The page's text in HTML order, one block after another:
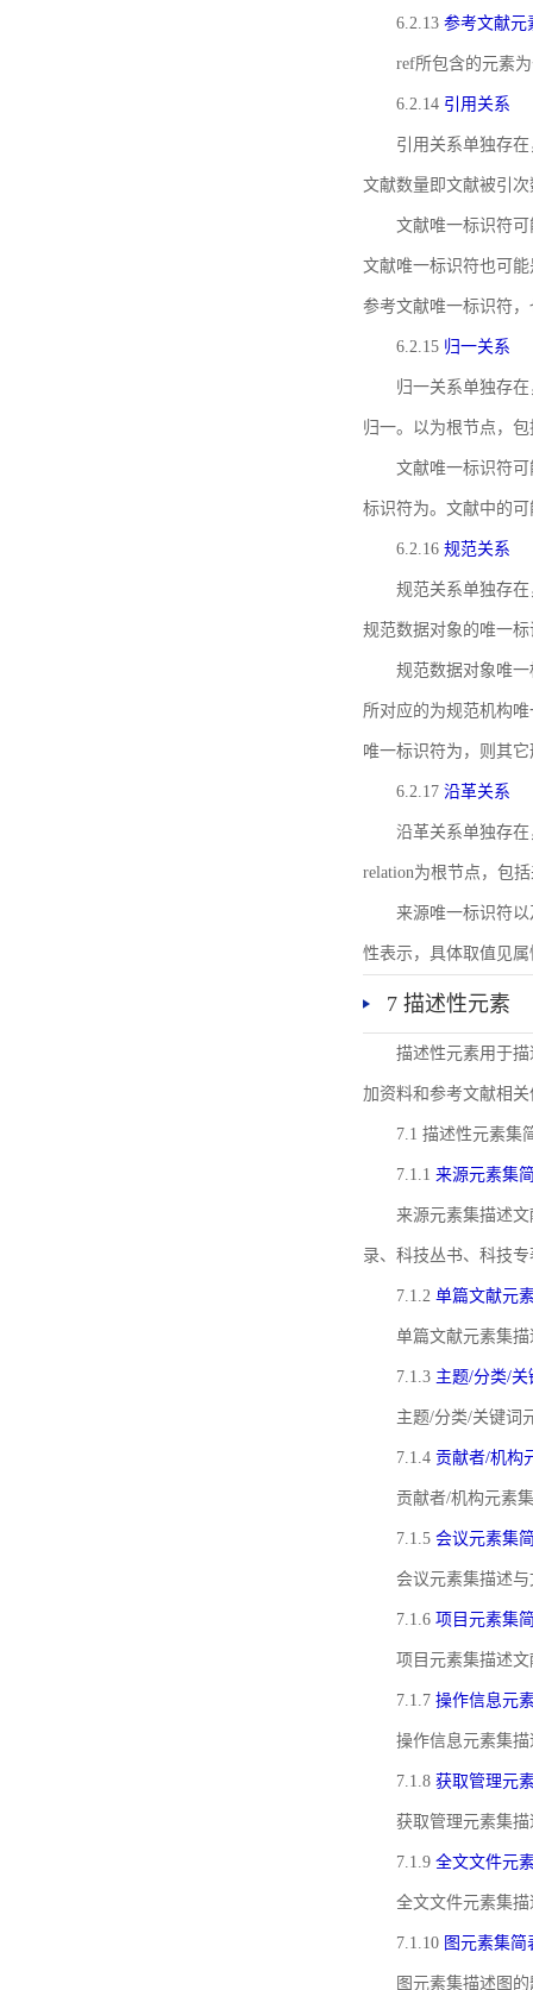
6.2.13 参考文献元
ref所包含的元素
6.2.14 引用关系
引用关系单独存
文献数量即文献被引
文献唯一标识符
文献唯一标识符也可
参考文献唯一标识符
6.2.15 归一关系
归一关系单独存
归一。以为根节点，
文献唯一标识符
标识符为。文献中的
6.2.16 规范关系
规范关系单独存
规范数据对象的唯一
规范数据对象唯一
所对应的为规范机构
唯一标识符为，则其
6.2.17 沿革关系
沿革关系单独存
relation为根节点，包
来源唯一标识符以
性表示，具体取值见属
7 描述性元素
描述性元素用于
加资料和参考文献相
7.1 描述性元素集
7.1.1 来源元素集
来源元素集描述
录、科技丛书、科技
7.1.2 单篇文献元
单篇文献元素集
7.1.3 主题/分类/
主题/分类/关键词
7.1.4 贡献者/机构
贡献者/机构元素
7.1.5 会议元素集
会议元素集描述
7.1.6 项目元素集
项目元素集描述
7.1.7 操作信息元
操作信息元素集
7.1.8 获取管理元
获取管理元素集
7.1.9 全文文件元
全文文件元素集
7.1.10 图元素集简
图元素集描述图